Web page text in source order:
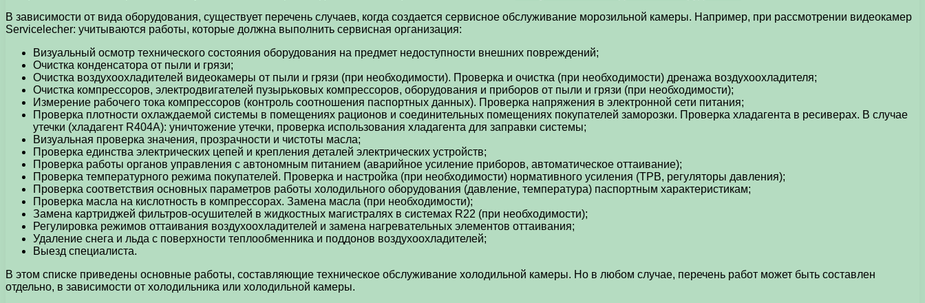
В зависимости от вида оборудования, существует перечень случаев, когда создается сервисное обслуживание морозильной камеры. Например, при рассмотрении видеокамер
Servicelecher: учитываются работы, которые должна выполнить сервисная организация:
Визуальный осмотр технического состояния оборудования на предмет недоступности внешних повреждений;
Очистка конденсатора от пыли и грязи;
Очистка воздухоохладителей видеокамеры от пыли и грязи (при необходимости). Проверка и очистка (при необходимости) дренажа воздухоохладителя;
Очистка компрессоров, электродвигателей пузырьковых компрессоров, оборудования и приборов от пыли и грязи (при необходимости);
Измерение рабочего тока компрессоров (контроль соотношения паспортных данных). Проверка напряжения в электронной сети питания;
Проверка плотности охлаждаемой системы в помещениях рационов и соединительных помещениях покупателей заморозки. Проверка хладагента в ресиверах. В случае
утечки (хладагент R404A): уничтожение утечки, проверка использования хладагента для заправки системы;
Визуальная проверка значения, прозрачности и чистоты масла;
Проверка единства электрических цепей и крепления деталей электрических устройств;
Проверка работы органов управления с автономным питанием (аварийное усиление приборов, автоматическое оттаивание);
Проверка температурного режима покупателей. Проверка и настройка (при необходимости) нормативного усиления (ТРВ, регуляторы давления);
Проверка соответствия основных параметров работы холодильного оборудования (давление, температура) паспортным характеристикам;
Проверка масла на кислотность в компрессорах. Замена масла (при необходимости);
Замена картриджей фильтров-осушителей в жидкостных магистралях в системах R22 (при необходимости);
Регулировка режимов оттаивания воздухоохладителей и замена нагревательных элементов оттаивания;
Удаление снега и льда с поверхности теплообменника и поддонов воздухоохладителей;
Выезд специалиста.
В этом списке приведены основные работы, составляющие техническое обслуживание холодильной камеры. Но в любом случае, перечень работ может быть составлен
отдельно, в зависимости от холодильника или холодильной камеры.